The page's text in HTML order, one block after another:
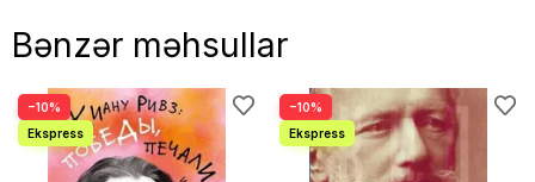
Bənzər məhsullar
−10% −10%